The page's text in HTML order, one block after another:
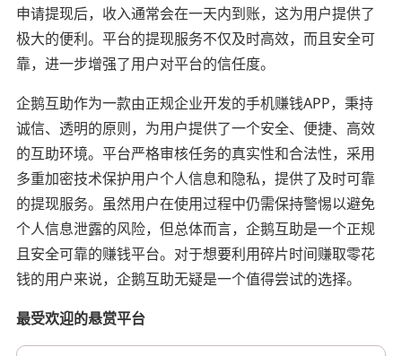
申请提现后，收入通常会在一天内到账，这为用户提供了
极大的便利。平台的提现服务不仅及时高效，而且安全可
靠，进一步增强了用户对平台的信任度。
企鹅互助作为一款由正规企业开发的手机赚钱APP，秉持
诚信、透明的原则，为用户提供了一个安全、便捷、高效
的互助环境。平台严格审核任务的真实性和合法性，采用
多重加密技术保护用户个人信息和隐私，提供了及时可靠
的提现服务。虽然用户在使用过程中仍需保持警惕以避免
个人信息泄露的风险，但总体而言，企鹅互助是一个正规
且安全可靠的赚钱平台。对于想要利用碎片时间赚取零花
钱的用户来说，企鹅互助无疑是一个值得尝试的选择。
最受欢迎的悬赏平台